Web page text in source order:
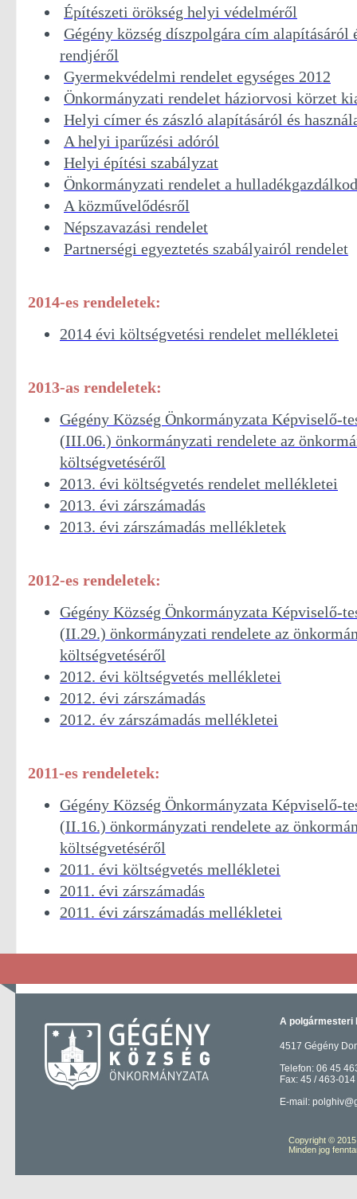
Építészeti örökség helyi védelméről
Gégény község díszpolgára cím alapításáról
rendjéről
Gyermekvédelmi rendelet egységes 2012
Önkormányzati rendelet háziorvosi körzet
Helyi címer és zászló alapításáról és
A helyi iparűzési adóról
Helyi építési szabályzat
Önkormányzati rendelet a
A közművelődésről
Népszavazási rendelet
Partnerségi egyeztetés szabályairól rendelet
2014-es rendeletek:
2014 évi költségvetési rendelet mellékletei
2013-as rendeletek:
Gégény Község Önkormányzata Képviselő-
(III.06.) önkormányzati rendelete az
költségvetéséről
2013. évi költségvetés rendelet mellékletei
2013. évi zárszámadás
2013. évi zárszámadás mellékletek
2012-es rendeletek:
Gégény Község Önkormányzata Képviselő-
(II.29.) önkormányzati rendelete az
költségvetéséről
2012. évi költségvetés mellékletei
2012. évi zárszámadás
2012. év zárszámadás mellékletei
2011-es rendeletek:
Gégény Község Önkormányzata Képviselő-
(II.16.) önkormányzati rendelete az
költségvetéséről
2011. évi költségvetés mellékletei
2011. évi zárszámadás
2011. évi zárszámadás mellékletei
A polgármesteri
4517 Gégény
Telefon: 06 45
Fax: 45 / 463-014
E-mail:
Copyright ©
Minden jog